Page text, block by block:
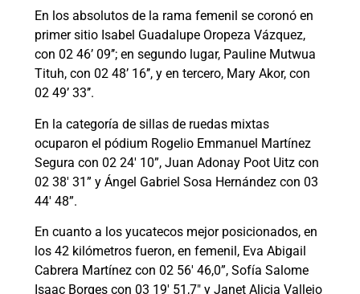
En los absolutos de la rama femenil se coronó en
primer sitio Isabel Guadalupe Oropeza Vázquez,
con 02 46’ 09’’; en segundo lugar, Pauline Mutwua
Tituh, con 02 48’ 16’’, y en tercero, Mary Akor, con
02 49’ 33’’.
En la categoría de sillas de ruedas mixtas
ocuparon el pódium Rogelio Emmanuel Martínez
Segura con 02 24′ 10”, Juan Adonay Poot Uitz con
02 38′ 31” y Ángel Gabriel Sosa Hernández con 03
44′ 48”.
En cuanto a los yucatecos mejor posicionados, en
los 42 kilómetros fueron, en femenil, Eva Abigail
Cabrera Martínez con 02 56′ 46,0”, Sofía Salome
Isaac Borges con 03 19′ 51,7″ y Janet Alicia Vallejo